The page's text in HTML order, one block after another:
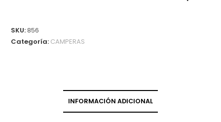
SKU:856
Categoría: CAMPERAS
INFORMACIÓN ADICIONAL